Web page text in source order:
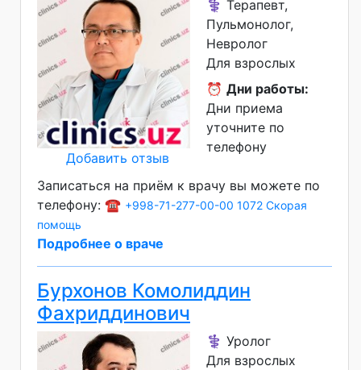
Добавить отзыв
⚕️ Терапевт,
Пульмонолог,
Невролог
Для взрослых
⏰ Дни работы:
Дни приема
уточните по
телефону
Записаться на приём к врачу вы можете по
телефону: ☎️ +998-71-277-00-00 1072 Скорая
помощь
Подробнее о враче
Бурхонов Комолиддин
Фахриддинович
⚕️ Уролог
Для взрослых